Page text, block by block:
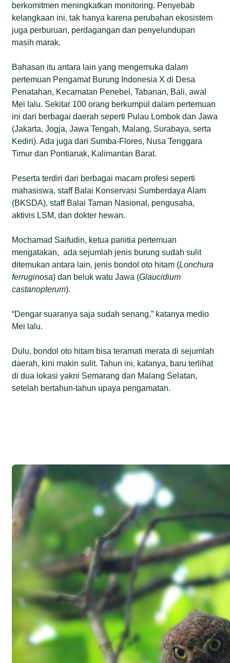
berkomitmen meningkatkan monitoring. Penyebab
kelangkaan ini, tak hanya karena perubahan ekosistem
juga perburuan, perdagangan dan penyelundupan
masih marak.
Bahasan itu antara lain yang mengemuka dalam
pertemuan Pengamat Burung Indonesia X di Desa
Penatahan, Kecamatan Penebel, Tabanan, Bali, awal
Mei lalu. Sekitar 100 orang berkumpul dalam pertemuan
ini dari berbagai daerah seperti Pulau Lombok dan Jawa
(Jakarta, Jogja, Jawa Tengah, Malang, Surabaya, serta
Kediri). Ada juga dari Sumba-Flores, Nusa Tenggara
Timur dan Pontianak, Kalimantan Barat.
Peserta terdiri dari berbagai macam profesi seperti
mahasiswa, staff Balai Konservasi Sumberdaya Alam
(BKSDA), staff Balai Taman Nasional, pengusaha,
aktivis LSM, dan dokter hewan.
Mochamad Saifudin, ketua panitia pertemuan
mengatakan, ada sejumlah jenis burung sudah sulit
ditemukan antara lain, jenis bondol oto hitam (Lonchura
ferruginosa) dan beluk watu Jawa (Glaucidium
castanopterum).
“Dengar suaranya saja sudah senang,” katanya medio
Mei lalu.
Dulu, bondol oto hitam bisa teramati merata di sejumlah
daerah, kini makin sulit. Tahun ini, katanya, baru terlihat
di dua lokasi yakni Semarang dan Malang Selatan,
setelah bertahun-tahun upaya pengamatan.